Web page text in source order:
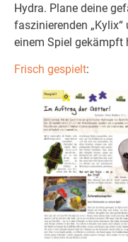
Hydra. Plane deine
faszinierenden
einem Spiel gekämpft
Frisch gespielt: